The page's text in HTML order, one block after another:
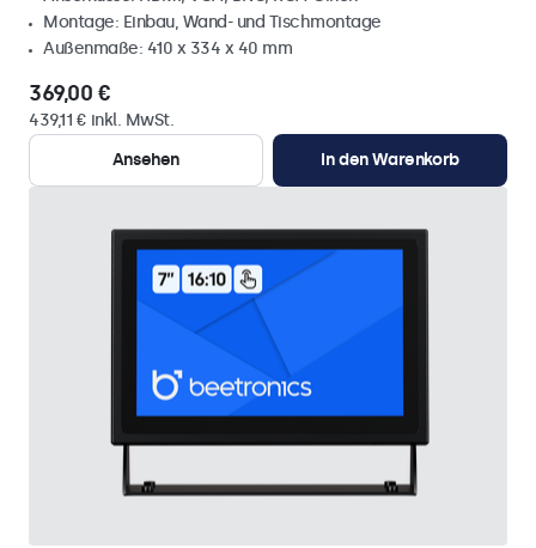
Montage: Einbau, Wand- und Tischmontage
Außenmaße: 410 x 334 x 40 mm
369,00 €
439,11 € inkl. MwSt.
Ansehen
In den Warenkorb